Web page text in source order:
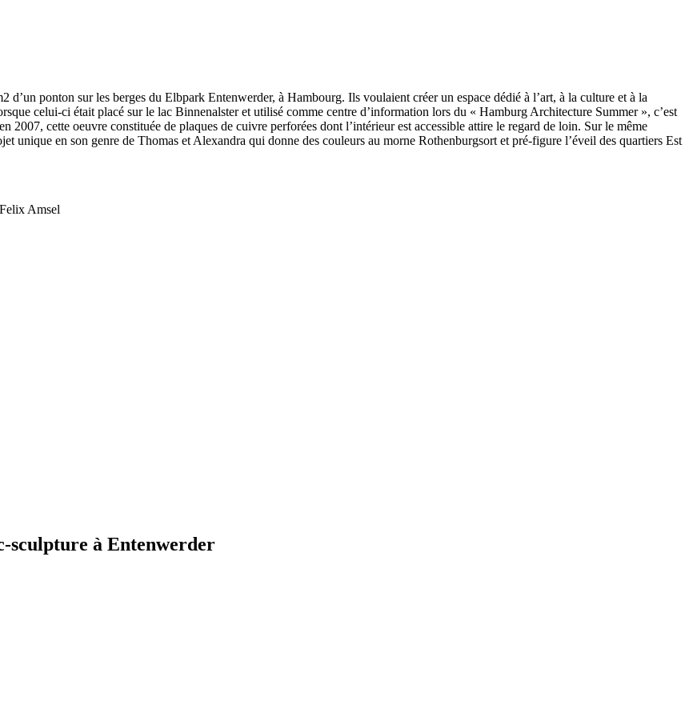
ponton sur les berges du Elbpark Entenwerder, à Hambourg. Ils voulaient créer un espace dédié à l’art, à la culture et à la
celui-ci était placé sur le lac Binnenalster et utilisé comme centre d’information lors du « Hamburg Architecture Summer », c’est
cette oeuvre constituée de plaques de cuivre perforées dont l’intérieur est accessible attire le regard de loin. Sur le même
unique en son genre de Thomas et Alexandra qui donne des couleurs au morne Rothenburgsort et pré-figure l’éveil des quartiers Est
Amsel
sculpture à Entenwerder